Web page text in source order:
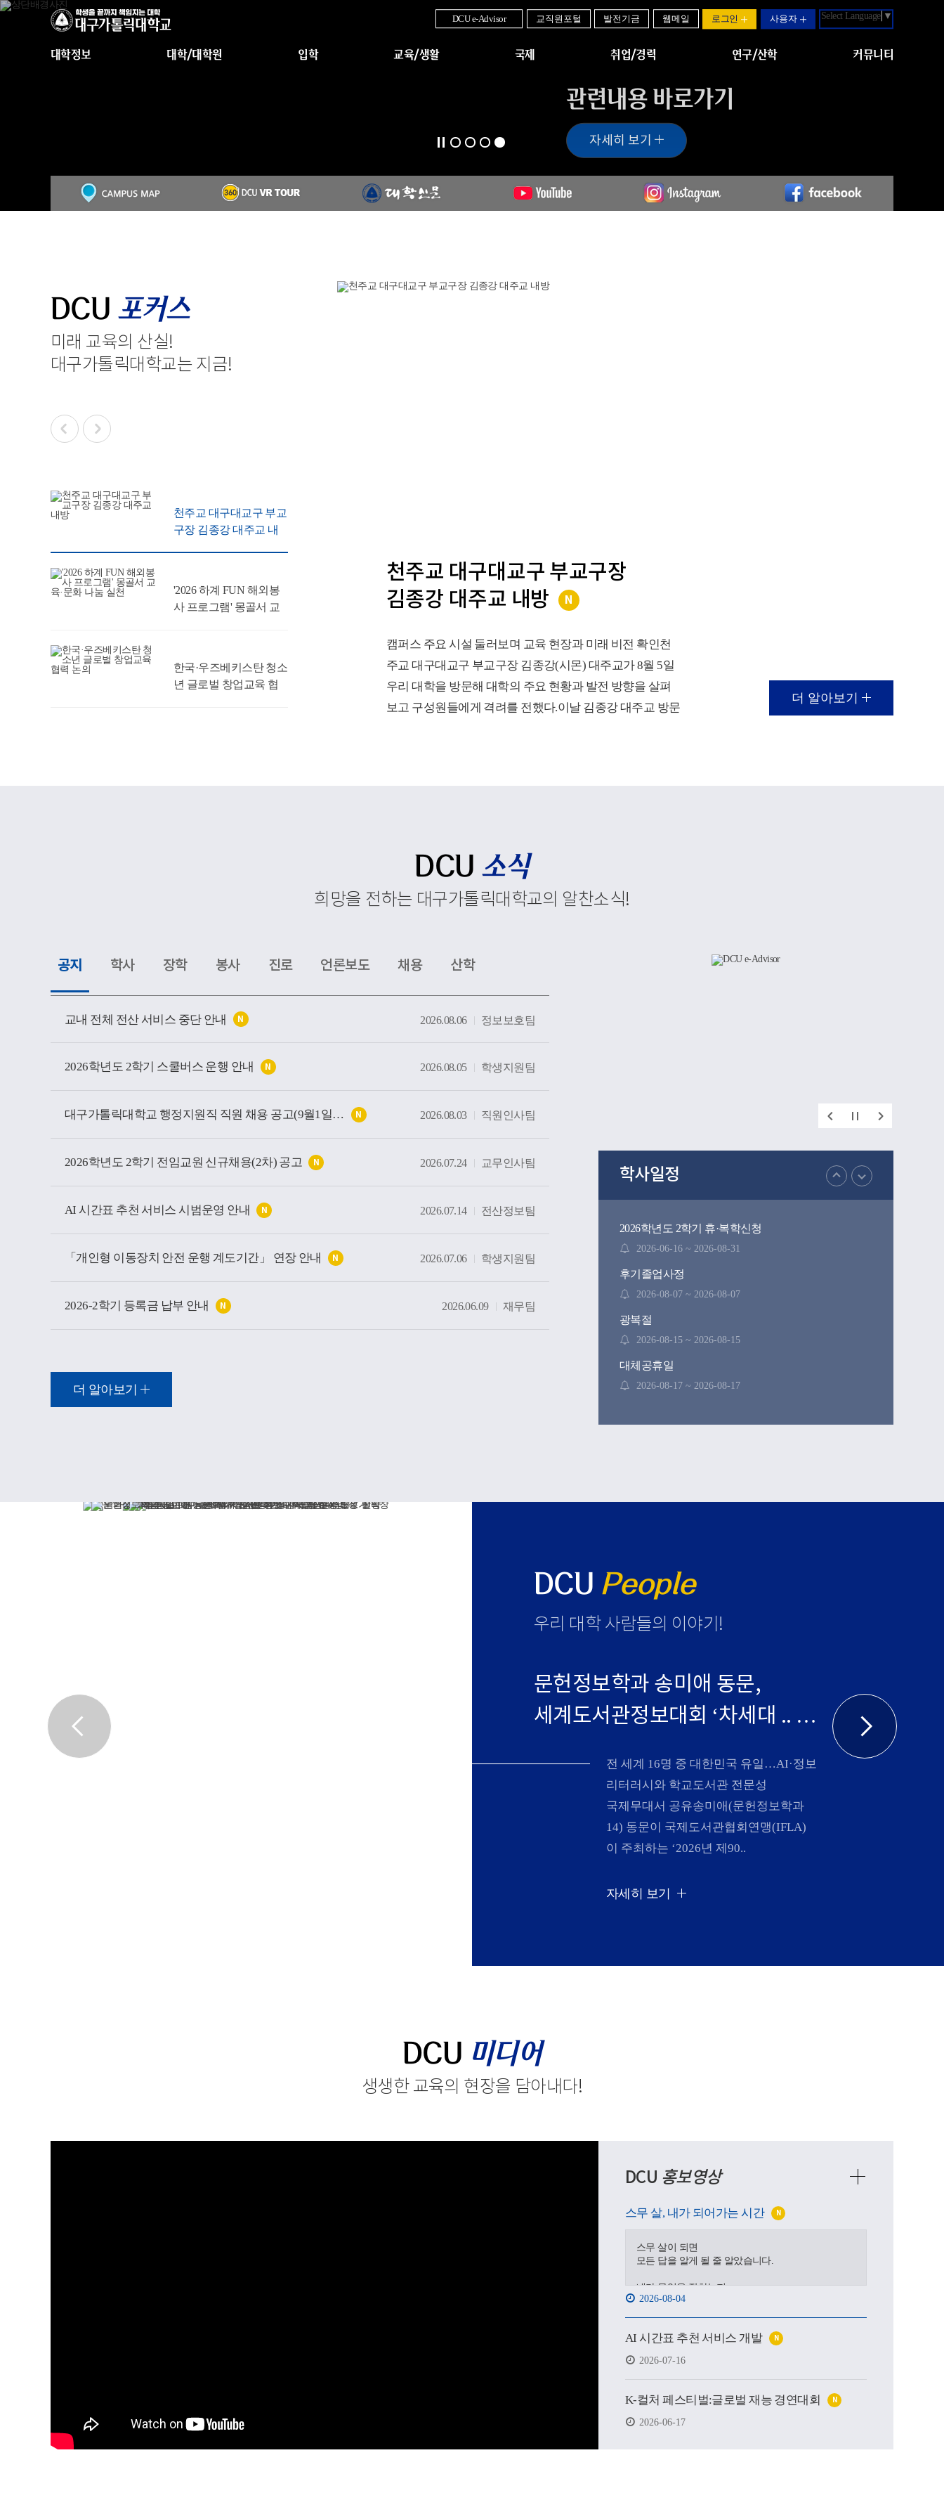
DCU e-Advisor 교직원포털 발전기금 웹메일 로그인 사용자 Select Language ▼
대학정보 대학/대학원 입학 교육/생활 국제 취업/경력 연구/산학 커뮤니티
관련내용 바로가기
자세히 보기
DCU 포커스
미래 교육의 산실!
대구가톨릭대학교는 지금!
천주교 대구대교구 부교
구장 김종강 대주교 내
'2026 하계 FUN 해외봉
사 프로그램' 몽골서 교
한국·우즈베키스탄 청소
년 글로벌 창업교육 협
천주교 대구대교구 부교구장
김종강 대주교 내방
N
캠퍼스 주요 시설 둘러보며 교육 현장과 미래 비전 확인천
주교 대구대교구 부교구장 김종강(시몬) 대주교가 8월 5일
우리 대학을 방문해 대학의 주요 현황과 발전 방향을 살펴
보고 구성원들에게 격려를 전했다.이날 김종강 대주교 방문
주요 성과와 향후 발전 방향을 공유했다. 김종강 대주교는
대학 구성원들에게 격려의 말씀을 전하고, 우리 대학의 지
속적인 발전과 구성원 모두를 위해 강복했다.이어 성당과
는 현장을 살펴봤다. 특히 대학의 역사와 전통을 간직한 공
방문은 사랑과 봉사의 교육이념을 바탕으로 인재를 양성해
온 우리 대학의 교육 방향을 공유하고, 교구와 대학이 미래
발전을 위해 지속적으로 협력하는 뜻깊은 계기가 되었다.
더 알아보기
DCU 소식
희망을 전하는 대구가톨릭대학교의 알찬소식!
공지 학사 장학 봉사 진로 언론보도 채용 산학
목
교내 전체 전산 서비스 중단 안내 N 2026.08.06 정보보호팀
2026학년도 2학기 스쿨버스 운행 안내 N 2026.08.05 학생지원팀
대구가톨릭대학교 행정지원직 직원 채용 공고(9월1일부) N 2026.08.03 직원인사팀
2026학년도 2학기 전임교원 신규채용(2차) 공고 N 2026.07.24 교무인사팀
AI 시간표 추천 서비스 시범운영 안내 N 2026.07.14 전산정보팀
「개인형 이동장치 안전 운행 계도기간」 연장 안내 N 2026.07.06 학생지원팀
2026-2학기 등록금 납부 안내 N 2026.06.09 재무팀
더 알아보기
학사일정
2026학년도 2학기 휴·복학신청
2026-06-16 ~ 2026-08-31
후기졸업사정
2026-08-07 ~ 2026-08-07
광복절
2026-08-15 ~ 2026-08-15
대체공휴일
2026-08-17 ~ 2026-08-17
DCU People
우리 대학 사람들의 이야기 !
문헌정보학과 송미애 동문,
세계도서관정보대회 ‘차세대 ..
전 세계 16명 중 대한민국 유일…AI·정보
리터러시와 학교도서관 전문성
국제무대서 공유송미애(문헌정보학과
14) 동문이 국제도서관협회연맹(IFLA)
이 주최하는 ‘2026년 제90..
자세히 보기
DCU 미디어
생생한 교육의 현장을 담아내다!
DCU 홍보영상
스무 살, 내가 되어가는 시간 N
스무 살이 되면
모든 답을 알게 될 줄 알았습니다.
내가 무엇을 잘하는지,
어디로 가야 하는지,
하지만 처음 마주한 강의실도,
처음 건넨 인사도,
그래도 괜찮습니다.
시작은 원래 조금 흔들리는 마음에서 태어나고,
2026-08-04
AI 시간표 추천 서비스 개발 N
2026-07-16
K-컬처 페스티벌:글로벌 재능 경연대회 N
2026-06-17